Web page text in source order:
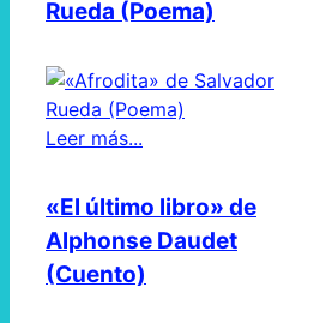
Rueda (Poema)
Leer más...
«El último libro» de
Alphonse Daudet
(Cuento)